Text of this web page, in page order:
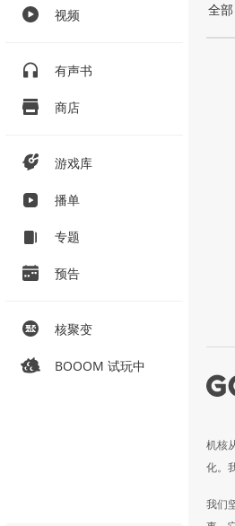
视频
有声书
商店
游戏库
播单
专题
预告
核聚变
BOOOM 试玩中
全部
机核
化。
我们